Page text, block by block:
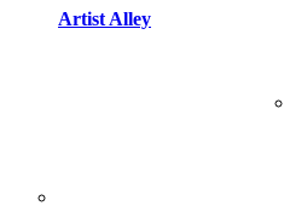
Artist Alley